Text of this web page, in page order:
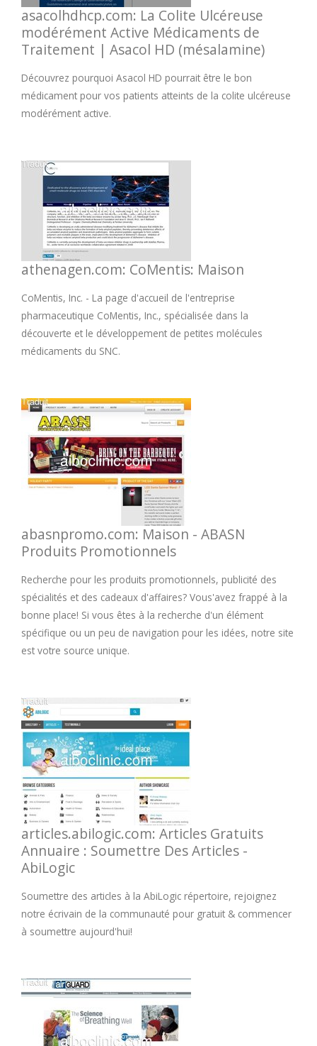
asacolhdhcp.com: La Colite Ulcéreuse
modérément Active Médicaments de
Traitement | Asacol HD (mésalamine)
Découvrez pourquoi Asacol HD pourrait être le bon
médicament pour vos patients atteints de la colite ulcéreuse
modérément active.
athenagen.com: CoMentis: Maison
CoMentis, Inc. - La page d'accueil de l'entreprise
pharmaceutique CoMentis, Inc., spécialisée dans la
découverte et le développement de petites molécules
médicaments du SNC.
abasnpromo.com: Maison - ABASN
Produits Promotionnels
Recherche pour les produits promotionnels, publicité des
spécialités et des cadeaux d'affaires? Vous'avez frappé à la
bonne place! Si vous êtes à la recherche d'un élément
spécifique ou un peu de navigation pour les idées, notre site
est votre source unique.
articles.abilogic.com: Articles Gratuits
Annuaire : Soumettre Des Articles -
AbiLogic
Soumettre des articles à la AbiLogic répertoire, rejoignez
notre écrivain de la communauté pour gratuit & commencer
à soumettre aujourd'hui!